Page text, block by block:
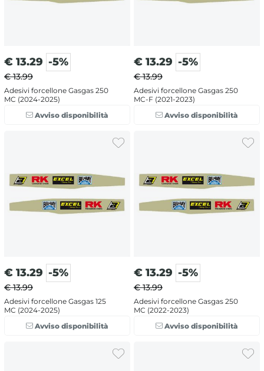
€ 13.29 -5%
€ 13.99
Adesivi forcellone Gasgas 250
MC (2024-2025)
Avviso disponibilità
€ 13.29 -5%
€ 13.99
Adesivi forcellone Gasgas 250
MC-F (2021-2023)
Avviso disponibilità
€ 13.29 -5%
€ 13.99
Adesivi forcellone Gasgas 125
MC (2024-2025)
Avviso disponibilità
€ 13.29 -5%
€ 13.99
Adesivi forcellone Gasgas 250
MC (2022-2023)
Avviso disponibilità